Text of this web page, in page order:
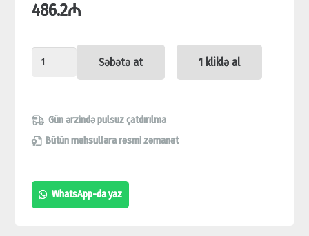
486.2₼
3400
(C),
TEXNOLOGİYALI
KİLİD
Səbətə at 1 kliklə al
Gün ərzində pulsuz çatdırılma
Bütün məhsullara rəsmi zəmanət
WhatsApp-da yaz